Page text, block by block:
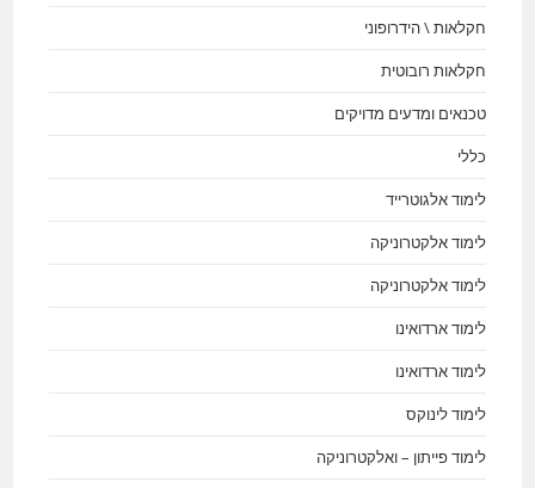
חקלאות \ הידרופוני
חקלאות רובוטית
טכנאים ומדעים מדויקים
כללי
לימוד אלגוטרייד
לימוד אלקטרוניקה
לימוד אלקטרוניקה
לימוד ארדואינו
לימוד ארדואינו
לימוד לינוקס
לימוד פייתון – ואלקטרוניקה